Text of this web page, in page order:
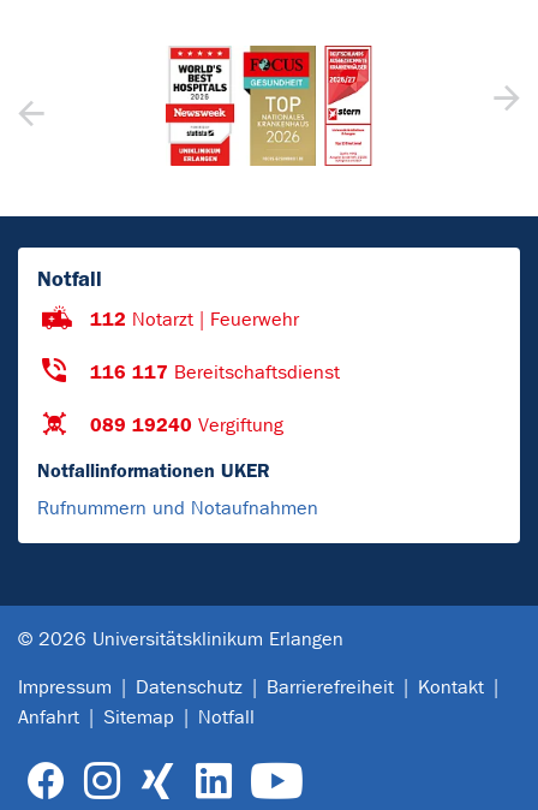
Notfall
112 Notarzt | Feuerwehr
116 117 Bereitschaftsdienst
089 19240 Vergiftung
Notfallinformationen UKER
Rufnummern und Notaufnahmen
© 2026 Universitätsklinikum Erlangen
Impressum Datenschutz Barrierefreiheit
Kontakt
Anfahrt
Sitemap Notfall